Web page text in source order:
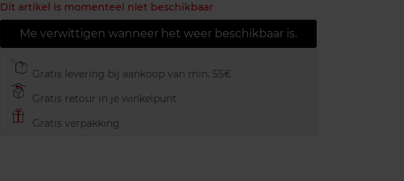
Dit artikel is momenteel niet beschikbaar
Me verwittigen wanneer het weer beschikbaar is.
Gratis levering bij aankoop van min. 55€
Gratis retour in je winkelpunt
Gratis verpakking